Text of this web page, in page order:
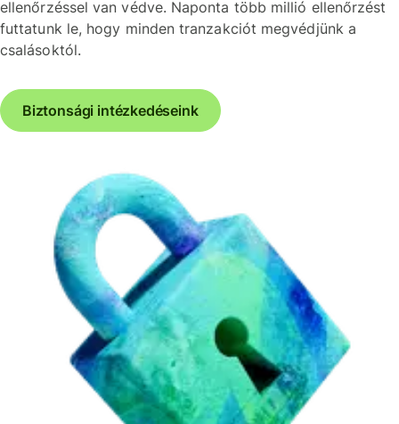
ellenőrzéssel van védve. Naponta több millió ellenőrzést
futtatunk le, hogy minden tranzakciót megvédjünk a
csalásoktól.
Biztonsági intézkedéseink